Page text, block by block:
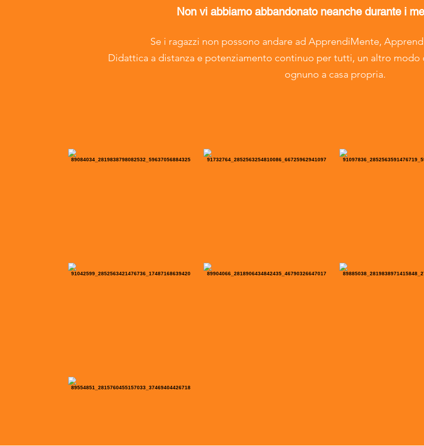
Non vi abbiamo abbandonato neanche durante i
Se i ragazzi non possono andare ad ApprendiMente,
Didattica a distanza e potenziamento continuo per tutti, un altro modo
ognuno a casa propria.